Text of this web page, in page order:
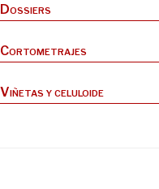
Dossiers
Cortometrajes
Viñetas y celuloide